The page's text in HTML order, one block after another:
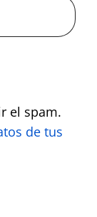
el spam.
de tus